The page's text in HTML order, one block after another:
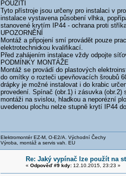
POUŽITÍ
Tyto přístroje jsou určeny pro instalaci v
instalace vystavena působení vlhka,
stanovené krytím IP44 - ochrana proti
UPOZORNĚNÍ
Montáž a připojení smí provádět pouze
elektrotechnickou kvalifikací.
Před zahájením instalace vždy odpojte
PODMÍNKY MONTÁŽE
Montáž se provádí do plastových
do omítky o rozteči upevňovacích šroubů
drápky je možné instalovat i do krabic
provedení. Spínač (obr.1) i zásuvka
montáži na svislou, hladkou a neporézní
uvedenou plochu nelze stupně krytí IP44
Elektromontér EZ-M, O-E2/A. Východní Čechy
Výroba, montáž a servis vah. EU
Re: Jaký vypínač lze použít na
« Odpověď #9 kdy:12.10.2015, 23:23 »